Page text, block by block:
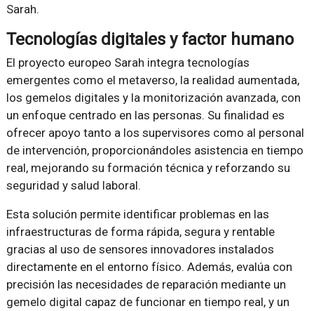
Sarah.
Tecnologías digitales y factor humano
El proyecto europeo Sarah integra tecnologías
emergentes como el metaverso, la realidad aumentada,
los gemelos digitales y la monitorización avanzada, con
un enfoque centrado en las personas. Su finalidad es
ofrecer apoyo tanto a los supervisores como al personal
de intervención, proporcionándoles asistencia en tiempo
real, mejorando su formación técnica y reforzando su
seguridad y salud laboral.
Esta solución permite identificar problemas en las
infraestructuras de forma rápida, segura y rentable
gracias al uso de sensores innovadores instalados
directamente en el entorno físico. Además, evalúa con
precisión las necesidades de reparación mediante un
gemelo digital capaz de funcionar en tiempo real, y un